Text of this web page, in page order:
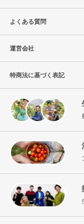
よくある質問
運営会社
特商法に基づく表記